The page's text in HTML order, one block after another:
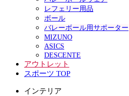
レフェリー用品
ボール
バレーボール用サポーター
MIZUNO
ASICS
DESCENTE
アウトレット
スポーツ TOP
インテリア